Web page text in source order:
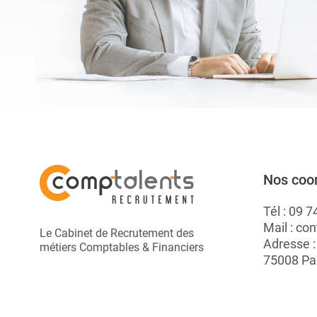
Le Cabinet de Recrutement des
métiers Comptables & Financiers
Nos
Tél : 09
Mail :
Adresse
75008